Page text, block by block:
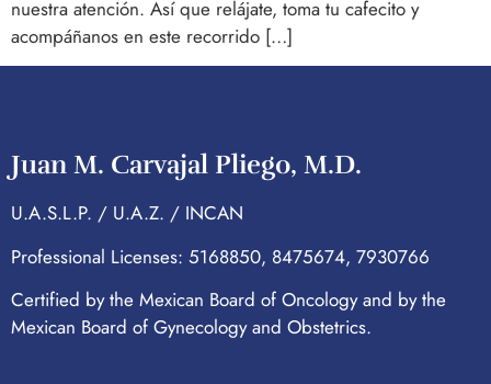
nuestra atención. Así que relájate, toma tu cafecito y
acompáñanos en este recorrido […]
Juan M. Carvajal Pliego, M.D.
U.A.S.L.P. / U.A.Z. / INCAN
Professional Licenses: 5168850, 8475674, 7930766
Certified by the Mexican Board of Oncology and by the
Mexican Board of Gynecology and Obstetrics.